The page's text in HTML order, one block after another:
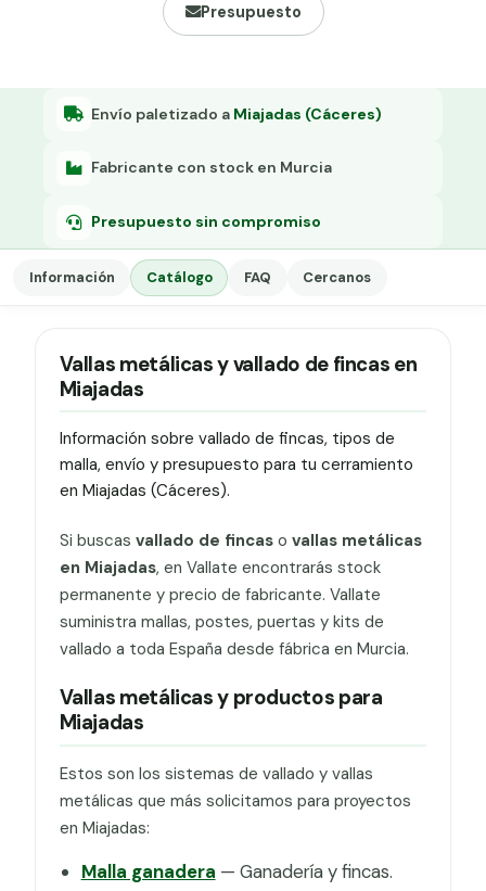
Grapadora
Tensor galvanizado
Presupuesto
Envío paletizado a Miajadas (Cáceres)
Fabricante con stock en Murcia
Presupuesto sin compromiso
Información Catálogo FAQ Cercanos
Vallas metálicas y vallado de fincas en
Miajadas
Información sobre vallado de fincas, tipos de
malla, envío y presupuesto para tu cerramiento
en Miajadas (Cáceres).
Si buscas vallado de fincaso vallas metálicas
en Miajadas, en Vallate encontrarás stock
permanente y precio de fabricante. Vallate
suministra mallas, postes, puertas y kits de
vallado a toda España desde fábrica en Murcia.
Vallas metálicas y productos para
Miajadas
Estos son los sistemas de vallado y vallas
metálicas que más solicitamos para proyectos
en Miajadas:
Malla ganadera — Ganadería y fincas.